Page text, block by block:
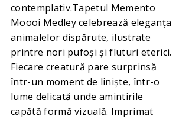
contemplativ.Tapetul Memento
Moooi Medley celebrează eleganța
animalelor dispărute, ilustrate
printre nori pufoși și fluturi eterici.
Fiecare creatură pare surprinsă
într-un moment de liniște, într-o
lume delicată unde amintirile
capătă formă vizuală. Imprimat